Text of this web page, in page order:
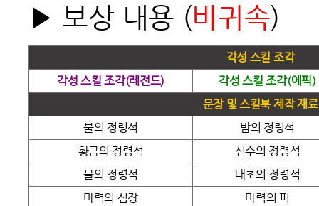
▶ 보상 내용 (비귀속)
각성 스킬 조각
각성 스킬 조각(레전드)
각성 스킬 조각(에픽)
문장 및 스킬북 제작 재료
불의 정령석
밤의 정령석
황금의 정령석
신수의 정령석
물의 정령석
태초의 정령석
마력의 심장
마력의 피